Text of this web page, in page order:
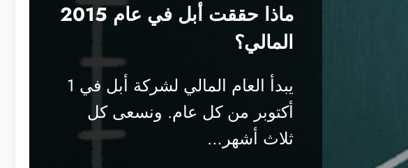
ماذا حققت أبل في عام 2015
المالي؟
يبدأ العام المالي لشركة أبل في 1
أكتوبر من كل عام. ونسعى كل
ثلاث أشهر…